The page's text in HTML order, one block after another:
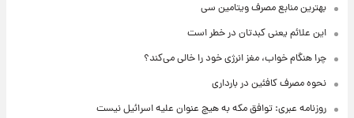
بهترین منابع مصرف ویتامین سی
این علائم یعنی کبدتان در خطر است
چرا هنگام خواب، مغز انرژی خود را خالی می‌کند؟
نحوه مصرف کافئین در بارداری
روزنامه عبری: توافق مکه به هیچ عنوان علیه اسرائیل نیست